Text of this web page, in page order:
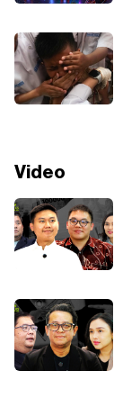
Video